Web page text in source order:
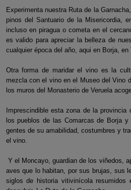
Experimenta nuestra Ruta de la
pinos del Santuario de la Misericordia,
incluso en piragua o cometa en el
es valido para apreciar la belleza de
cualquier época del año, aqui en Borja,
Otra forma de maridar el vino es la
mezcla con el vino en el Museo del Vino
los muros del Monasterio de Veruela
Imprescindible esta zona de la provincia
los pueblos de las Comarcas de Borja
gentes de su amabilidad, costumbres y
el vino.
Y el Moncayo, guardian de los viñedos,
aves que lo habitan, por sus brujas, sus
siglos de historia vitivinícola resumidos